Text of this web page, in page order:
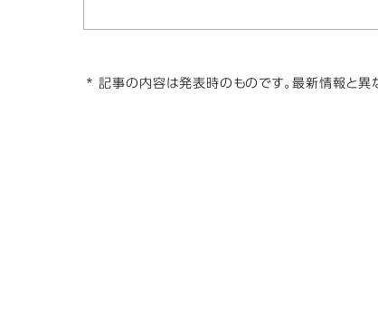
* 記事の内容は発表時のものです。最新情報と異な